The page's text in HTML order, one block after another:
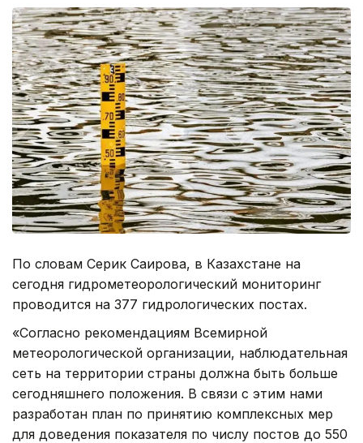
По словам Серик Саирова, в Казахстане на
сегодня гидрометеорологический мониторинг
проводится на 377 гидрологических постах.
«Согласно рекомендациям Всемирной
метеорологической организации, наблюдательная
сеть на территории страны должна быть больше
сегодняшнего положения. В связи с этим нами
разработан план по принятию комплексных мер
для доведения показателя по числу постов до 550